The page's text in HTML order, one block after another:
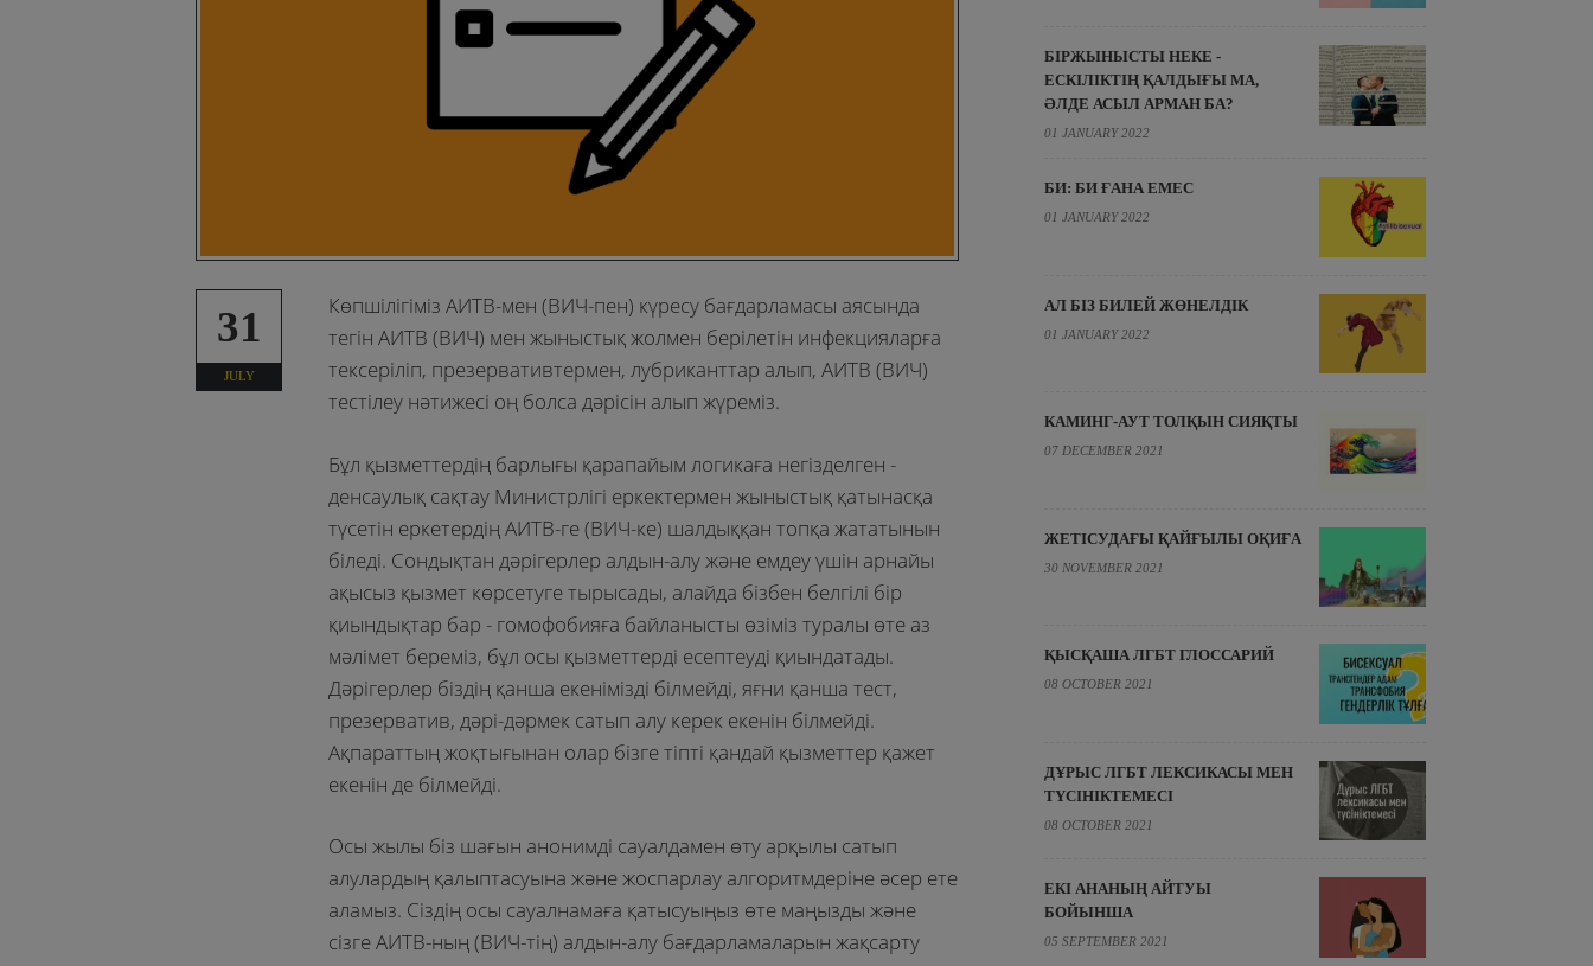
31
JULY
Көпшілігіміз АИТВ-мен (ВИЧ-пен) күресу бағдарламасы аясында
тегін АИТВ (ВИЧ) мен жыныстық жолмен берілетін инфекцияларға
тексеріліп, презервативтермен, лубриканттар алып, АИТВ (ВИЧ)
тестілеу нәтижесі оң болса дәрісін алып жүреміз.
Бұл қызметтердің барлығы қарапайым логикаға негізделген -
денсаулық сақтау Министрлігі еркектермен жыныстық қатынасқа
түсетін еркетердің АИТВ-ге (ВИЧ-ке) шалдыққан топқа жататынын
біледі. Сондықтан дәрігерлер алдын-алу және емдеу үшін арнайы
ақысыз қызмет көрсетуге тырысады, алайда бізбен белгілі бір
қиындықтар бар - гомофобияға байланысты өзіміз туралы өте аз
мәлімет береміз, бұл осы қызметтерді есептеуді қиындатады.
Дәрігерлер біздің қанша екенімізді білмейді, яғни қанша тест,
презерватив, дәрі-дәрмек сатып алу керек екенін білмейді.
Ақпараттың жоқтығынан олар бізге тіпті қандай қызметтер қажет
екенін де білмейді.
Осы жылы біз шағын анонимді сауалдамен өту арқылы сатып
алулардың қалыптасуына және жоспарлау алгоритмдеріне әсер ете
аламыз. Сіздің осы сауалнамаға қатысуыңыз өте маңызды және
сізге АИТВ-ның (ВИЧ-тің) алдын-алу бағдарламаларын жақсарту
БІРЖЫНЫСТЫ НЕКЕ -
ЕСКІЛІКТІҢ ҚАЛДЫҒЫ МА,
ӘЛДЕ АСЫЛ АРМАН БА?
01 JANUARY 2022
БИ: БИ ҒАНА ЕМЕС
01 JANUARY 2022
АЛ БІЗ БИЛЕЙ ЖӨНЕЛДІК
01 JANUARY 2022
КАМИНГ-АУТ ТОЛҚЫН СИЯҚТЫ
07 DECEMBER 2021
ЖЕТІСУДАҒЫ ҚАЙҒЫЛЫ ОҚИҒА
30 NOVEMBER 2021
ҚЫСҚАША ЛГБТ ГЛОССАРИЙ
08 OCTOBER 2021
ДҰРЫС ЛГБТ ЛЕКСИКАСЫ МЕН
ТҮСІНІКТЕМЕСІ
08 OCTOBER 2021
ЕКІ АНАНЫҢ АЙТУЫ
БОЙЫНША
05 SEPTEMBER 2021